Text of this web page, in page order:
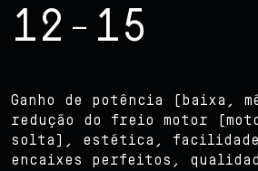
12-15
Ganho de potência (baixa,
redução do freio motor
solta), estética, facilidade
encaixes perfeitos,